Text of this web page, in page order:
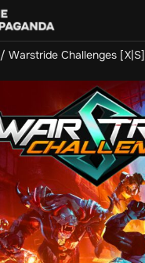
/ Warstride Challenges [X|S]